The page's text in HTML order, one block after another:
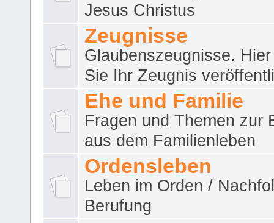
Jesus Christus
Zeugnisse
Glaubenszeugnisse.
Sie Ihr Zeugnis
Ehe und Familie
Fragen und Themen zur
aus dem Familienleben
Ordensleben
Leben im Orden /
Berufung